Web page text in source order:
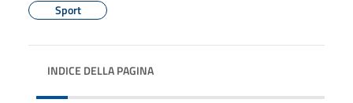
Sport
INDICE DELLA PAGINA